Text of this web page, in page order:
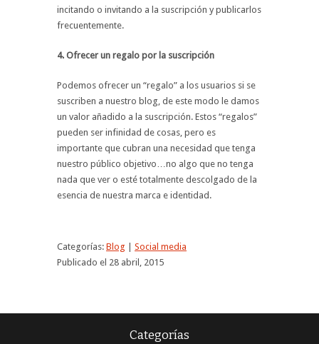
incitando o invitando a la suscripción y publicarlos
frecuentemente.
4. Ofrecer un regalo por la suscripción
Podemos ofrecer un “regalo” a los usuarios si se
suscriben a nuestro blog, de este modo le damos
un valor añadido a la suscripción. Estos “regalos”
pueden ser infinidad de cosas, pero es
importante que cubran una necesidad que tenga
nuestro público objetivo…no algo que no tenga
nada que ver o esté totalmente descolgado de la
esencia de nuestra marca e identidad.
Categorías: Blog
Social media
Publicado el 28 abril, 2015
Categorías